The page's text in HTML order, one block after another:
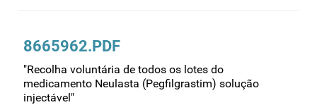
Nanotecnologia
Planeamento
Plantas medicinais
8665962.PDF
"Recolha voluntária de todos os lotes do
medicamento Neulasta (Pegfilgrastim) solução
injectável"